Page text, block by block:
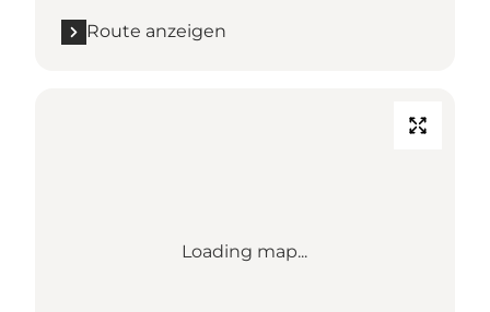
Route anzeigen
Loading map...